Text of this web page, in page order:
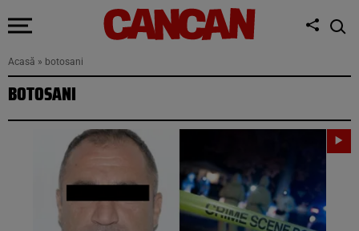
Acasă » botosani
BOTOSANI